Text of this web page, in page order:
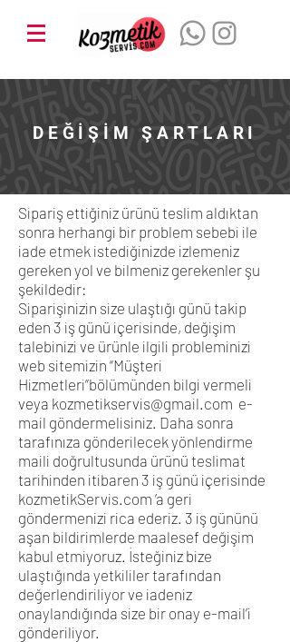
DEĞİŞİM ŞARTLARI
Sipariş ettiğiniz ürünü teslim aldıktan
sonra herhangi bir problem sebebi ile
iade etmek istediğinizde izlemeniz
gereken yol ve bilmeniz gerekenler şu
şekildedir:
Siparişinizin size ulaştığı günü takip
eden 3 iş günü içerisinde, değişim
talebinizi ve ürünle ilgili probleminizi
web sitemizin “Müşteri
Hizmetleri”bölümünden bilgi vermeli
veya kozmetikservis@gmail.com e-
mail göndermelisiniz. Daha sonra
tarafınıza gönderilecek yönlendirme
maili doğrultusunda ürünü teslimat
tarihinden itibaren 3 iş günü içerisinde
kozmetikServis.com ’a geri
göndermenizi rica ederiz. 3 iş gününü
aşan bildirimlerde maalesef değişim
kabul etmiyoruz. İsteğiniz bize
ulaştığında yetkililer tarafından
değerlendiriliyor ve iadeniz
onaylandığında size bir onay e-mail’i
gönderiliyor.